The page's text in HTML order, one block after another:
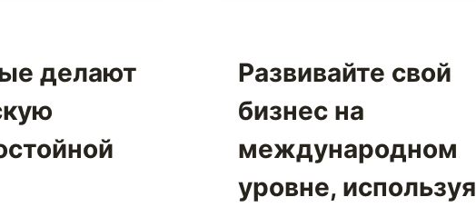
делают
Развивайте свой
бизнес на
международном
уровне, используя